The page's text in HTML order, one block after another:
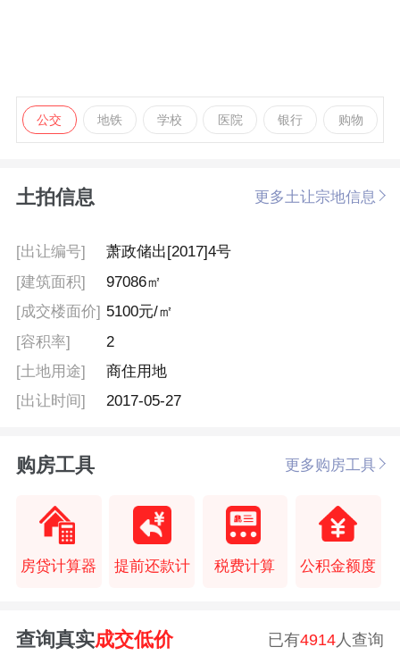
公交 地铁 学校 医院 银行 购物
土拍信息 更多土让宗地信息
[出让编号]
萧政储出[2017]4号
[建筑面积]
97086㎡
[成交楼面价] 5100元/㎡
[容积率]
2
[土地用途]
商住用地
[出让时间]
2017-05-27
购房工具 更多购房工具
房贷计算器 提前还款计 税费计算 公积金额度
查询真实成交低价 已有4914 人查询